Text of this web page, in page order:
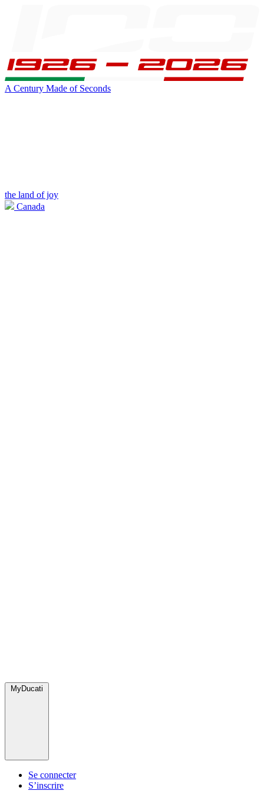
A Century Made of Seconds
the land of joy
Canada
MyDucati
Se connecter
S’inscrire